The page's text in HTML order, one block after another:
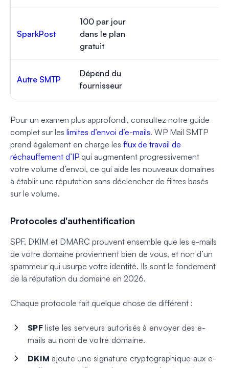
SparkPost
100 par jour
dans le plan
gratuit
Autre SMTP
Dépend du
fournisseur
Pour un examen plus approfondi, consultez notre guide
complet sur les limites d’envoi d’e-mails. WP Mail SMTP
prend également en charge les flux de travail de
réchauffement d’IP qui augmentent progressivement
votre volume d’envoi, ce qui aide les nouveaux domaines
à établir une réputation sans déclencher de filtres basés
sur le volume.
Protocoles d'authentification
SPF, DKIM et DMARC prouvent ensemble que les e-mails
de votre domaine proviennent bien de vous, et non d’un
spammeur qui usurpe votre identité. Ils sont le fondement
de la réputation du domaine en 2026.
Chaque protocole fait quelque chose de différent :
SPFliste les serveurs autorisés à envoyer des e-
mails au nom de votre domaine.
DKIM ajoute une signature cryptographique aux e-